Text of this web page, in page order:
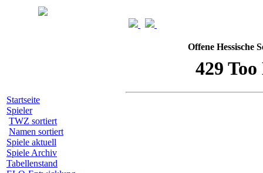
Startseite
Spieler
TWZ sortiert
Namen sortiert
Spiele aktuell
Spiele Archiv
Tabellenstand
Offene Hessische